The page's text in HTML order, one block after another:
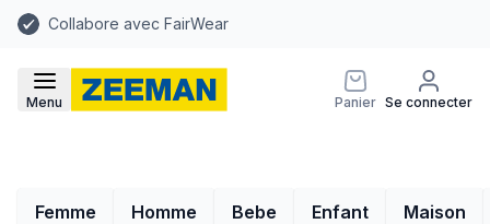
Collabore avec FairWear
Menu Panier Se connecter
Femme Homme Bebe Enfant Maison